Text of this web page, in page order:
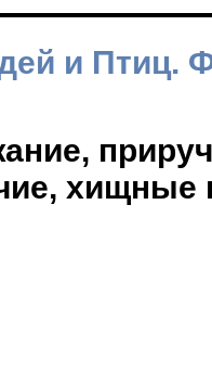
и Птиц.
хищные